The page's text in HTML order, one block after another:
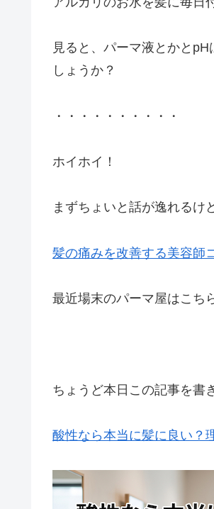
見ると、パーマ液とかと
しょうか？
・・・・・・・・・・
ホイホイ！
まずちょいと話が逸れるけ
髪の痛みを改善する美容師
最近場末のパーマ屋はこち
ちょうど本日この記事を書
酸性なら本当に髪に良い？